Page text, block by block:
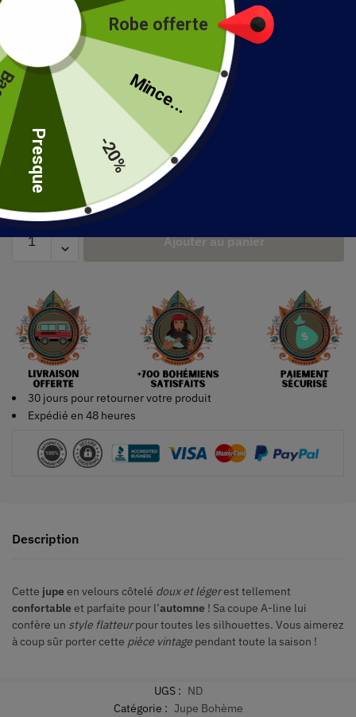
Jupe Vintage En Velours Côtelé
Taille
Couleur
Ajouter au panier
30 jours pour retourner votre produit
Expédié en 48 heures
Description
Cette jupeen velours côtelé doux et légerest tellement
confortableet parfaite pour l’automne ! Sa coupe A-line lui
confère un style flatteurpour toutes les silhouettes. Vous aimerez
à coup sûr porter cette pièce vintage pendant toute la saison !
UGS : ND
Catégorie : Jupe Bohème
Robe offerte
Mince...
-20%
Presque